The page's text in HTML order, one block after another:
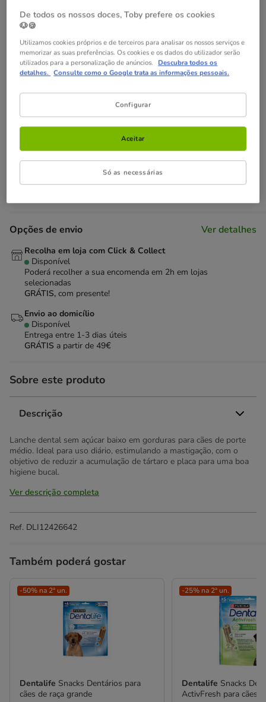
Não perca estas promoções!
-50% na 2ª un Direto numa seleção de snacks da Dentalife
higiene e acessórios. Ver condições
Copiar
Preço 10.79€, 19.55 EUR por kg
10.79€ (19.55€ / kg)
Adicionar ao carrinho
Opções de envio Ver detalhes
Recolha em loja com Click & Collect
Disponível
Poderá recolher a sua encomenda em 2h em lojas
selecionadas
GRÁTIS, com presente!
Envio ao domicílio
Disponível
Entrega entre 1-3 dias úteis
GRÁTIS a partir de 49€
Sobre este produto
Descrição
Lanche dental sem açúcar baixo em gorduras para cães de porte
médio. Ideal para uso diário, estimulando a mastigação, com o
objetivo de reduzir a acumulação de tártaro e placa para uma boa
higiene bucal.
Ver descrição completa
Ref. DLI12426642
Também poderá gostar
-50% na 2ª un.
Dentalife Snacks Dentários para
cães de raça grande
-25% na 2ª un.
Dentalife Snacks
ActivFresh para cães
De todos os nossos doces, Toby prefere os cookies
🐶🍪
Utilizamos cookies próprios e de terceiros para analisar os nossos serviços e
memorizar as suas preferências. Os cookies e os dados do utilizador serão
utilizados para a personalização de anúncios. Descubra todos os
detalhes. Consulte como o Google trata as informações pessoais.
Configurar
Só as necessárias
Aceitar